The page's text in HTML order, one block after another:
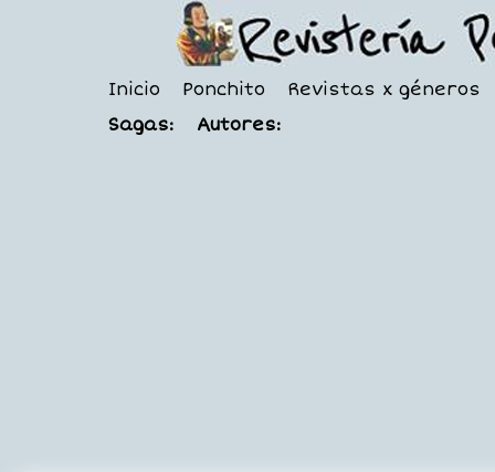
Inicio Ponchito
Revistas x géneros
Sagas:
Autores: